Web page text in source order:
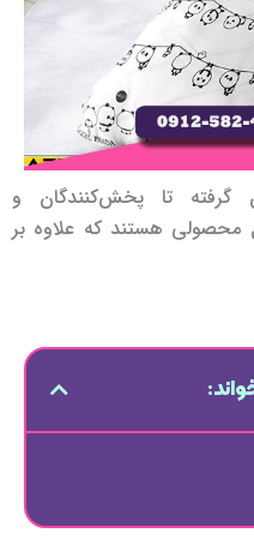
گرفته تا پخش‌کنندگان و
محصولی هستند که علاوه بر